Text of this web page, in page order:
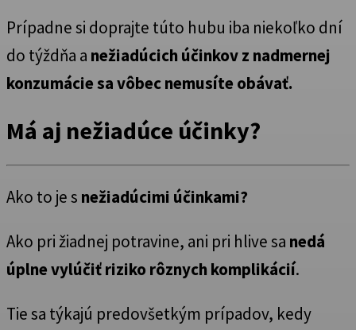
Prípadne si doprajte túto hubu iba niekoľko dní
do týždňa a nežiadúcich účinkov z nadmernej
konzumácie sa vôbec nemusíte obávať.
Má aj nežiadúce účinky?
Ako to je s nežiadúcimi účinkami?
Ako pri žiadnej potravine, ani pri hlive sa nedá
úplne vylúčiť riziko rôznych komplikácií.
Tie sa týkajú predovšetkým prípadov, kedy